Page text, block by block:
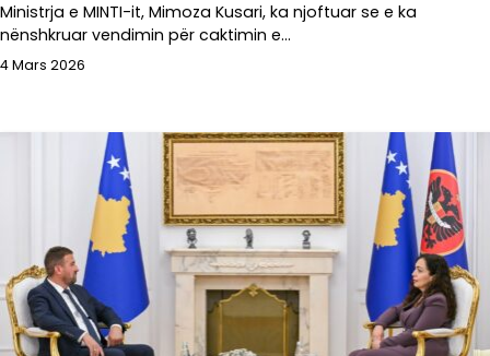
Ministrja e MINTI-it, Mimoza Kusari, ka njoftuar se e ka
nënshkruar vendimin për caktimin e…
4 Mars 2026